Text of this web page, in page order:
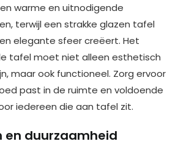
warme en uitnodigende
terwijl een strakke glazen tafel
elegante sfeer creëert. Het
tafel moet niet alleen esthetisch
maar ook functioneel. Zorg ervoor
past in de ruimte en voldoende
iedereen die aan tafel zit.
en duurzaamheid